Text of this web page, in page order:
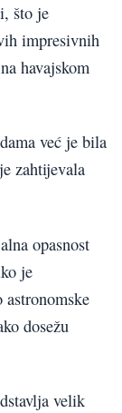
što je
impresivnih
havajskom
već je bila
zahtijevala
opasnost
je
astronomske
dosežu
velik